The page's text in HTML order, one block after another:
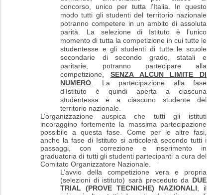
concorso, unico per tutta l’Italia. In questo
modo tutti gli studenti del territorio nazionale
potranno competere in un ambito di assoluta
parità. La selezione di Istituto è l’unico
momento di tutta la competizione in cui tutte le
studentesse e gli studenti di tutte le scuole
secondarie di secondo grado, statali e
paritarie, potranno partecipare alla
competizione,
SENZA ALCUN LIMITE DI
NUMERO. La partecipazione alla fase
d’Istituto è quindi aperta a ciascuna
studentessa e a ciascuno studente del
territorio nazionale.
L’organizzazione auspica che tutti gli istituti
incoraggino fortemente la massima partecipazione
possibile a questa fase. Come per le altre fasi,
anche la fase di Istituto si articolerà secondo tutti i
passaggi, con correzione e inserimento in
graduatoria di tutti gli studenti partecipanti a cura del
Comitato Organizzatore Nazionale.
L’avvio della competizione vera e propria
(selezioni di istituto) sarà preceduto da DUE
TRIAL (PROVE TECNICHE) NAZIONALI, il